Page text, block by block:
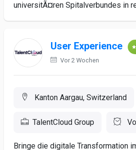
universitÃ¤ren Spitalverbundes in
User Experience
Vor 2 Wochen
Kanton Aargau, Switzerland
TalentCloud Group
Bringe die digitale Transformation